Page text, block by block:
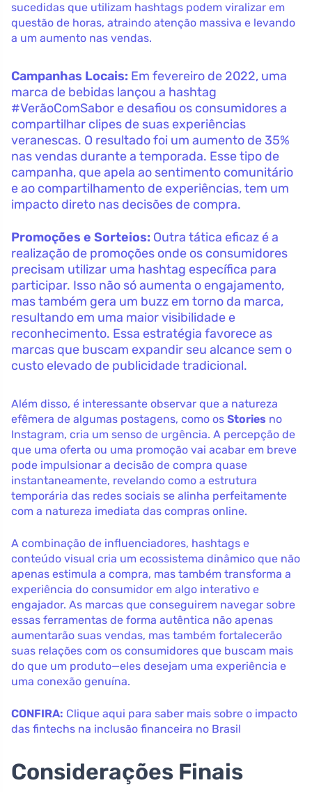
sucedidas que utilizam hashtags podem viralizar em
questão de horas, atraindo atenção massiva e levando
a um aumento nas vendas.
Campanhas Locais: Em fevereiro de 2022, uma
marca de bebidas lançou a hashtag
#VerãoComSabor e desafiou os consumidores a
compartilhar clipes de suas experiências
veranescas. O resultado foi um aumento de 35%
nas vendas durante a temporada. Esse tipo de
campanha, que apela ao sentimento comunitário
e ao compartilhamento de experiências, tem um
impacto direto nas decisões de compra.
Promoções e Sorteios: Outra tática eficaz é a
realização de promoções onde os consumidores
precisam utilizar uma hashtag específica para
participar. Isso não só aumenta o engajamento,
mas também gera um buzz em torno da marca,
resultando em uma maior visibilidade e
reconhecimento. Essa estratégia favorece as
marcas que buscam expandir seu alcance sem o
custo elevado de publicidade tradicional.
Além disso, é interessante observar que a natureza
efêmera de algumas postagens, como os Stories no
Instagram, cria um senso de urgência. A percepção de
que uma oferta ou uma promoção vai acabar em breve
pode impulsionar a decisão de compra quase
instantaneamente, revelando como a estrutura
temporária das redes sociais se alinha perfeitamente
com a natureza imediata das compras online.
A combinação de influenciadores, hashtags e
conteúdo visual cria um ecossistema dinâmico que não
apenas estimula a compra, mas também transforma a
experiência do consumidor em algo interativo e
engajador. As marcas que conseguirem navegar sobre
essas ferramentas de forma autêntica não apenas
aumentarão suas vendas, mas também fortalecerão
suas relações com os consumidores que buscam mais
do que um produto—eles desejam uma experiência e
uma conexão genuína.
CONFIRA: Clique aqui para saber mais sobre o impacto
das fintechs na inclusão financeira no Brasil
Considerações Finais